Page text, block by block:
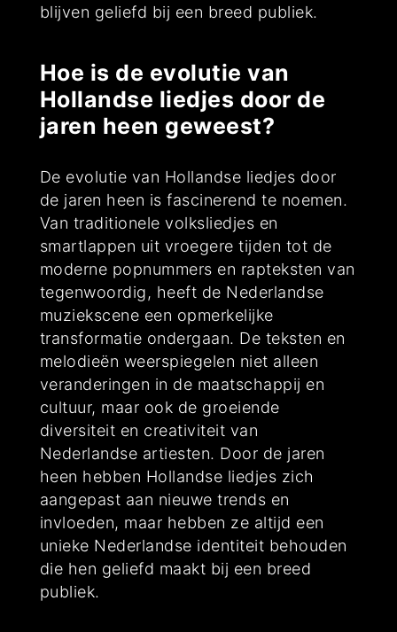
blijven geliefd bij een breed publiek.
Hoe is de evolutie van
Hollandse liedjes door de
jaren heen geweest?
De evolutie van Hollandse liedjes door
de jaren heen is fascinerend te noemen.
Van traditionele volksliedjes en
smartlappen uit vroegere tijden tot de
moderne popnummers en rapteksten van
tegenwoordig, heeft de Nederlandse
muziekscene een opmerkelijke
transformatie ondergaan. De teksten en
melodieën weerspiegelen niet alleen
veranderingen in de maatschappij en
cultuur, maar ook de groeiende
diversiteit en creativiteit van
Nederlandse artiesten. Door de jaren
heen hebben Hollandse liedjes zich
aangepast aan nieuwe trends en
invloeden, maar hebben ze altijd een
unieke Nederlandse identiteit behouden
die hen geliefd maakt bij een breed
publiek.